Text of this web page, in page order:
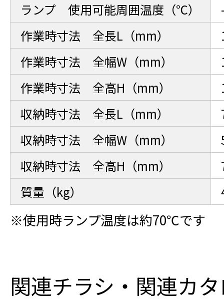
ランプ 使用可能周囲温度（℃）
作業時寸法 全長L（mm）
作業時寸法 全幅W（mm）
作業時寸法 全高H（mm）
収納時寸法 全長L（mm）
収納時寸法 全幅W（mm）
収納時寸法 全高H（mm）
質量（kg）
※使用時ランプ温度は約70℃です
関連チラシ・関連カ